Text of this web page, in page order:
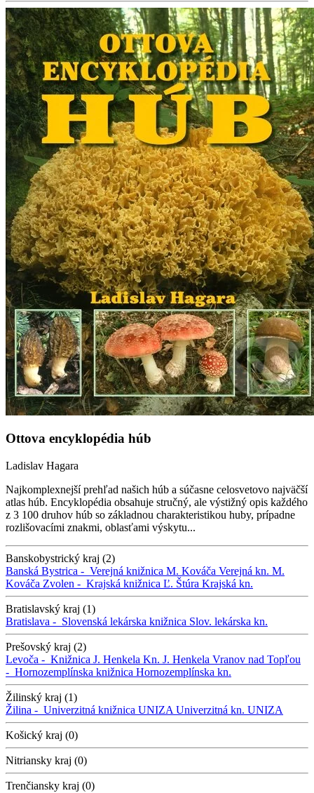
Ottova encyklopédia húb
Ladislav Hagara
Najkomplexnejší prehľad našich húb a súčasne celosvetovo najväčší
atlas húb. Encyklopédia obsahuje stručný, ale výstižný opis každého
z 3 100 druhov húb so základnou charakteristikou huby, prípadne
rozlišovacími znakmi, oblasťami výskytu...
Banskobystrický kraj (2)
Banská Bystrica - Verejná knižnica M. Kováča Verejná kn. M.
Kováča Zvolen - Krajská knižnica Ľ. Štúra Krajská kn.
Bratislavský kraj (1)
Bratislava - Slovenská lekárska knižnica Slov. lekárska kn.
Prešovský kraj (2)
Levoča - Knižnica J. Henkela Kn. J. Henkela Vranov nad Topľou
- Hornozemplínska knižnica Hornozemplínska kn.
Žilinský kraj (1)
Žilina - Univerzitná knižnica UNIZA Univerzitná kn. UNIZA
Košický kraj (0)
Nitriansky kraj (0)
Trenčiansky kraj (0)